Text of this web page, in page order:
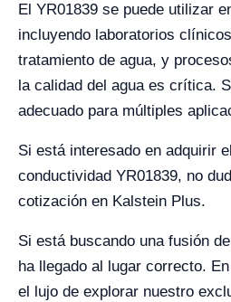
El YR01839 se puede utilizar
incluyendo laboratorios
tratamiento de agua, y
la calidad del agua es crítica.
adecuado para múltiples
Si está interesado en adquirir
conductividad YR01839, no
cotización en Kalstein Plus.
Si está buscando una fusión
ha llegado al lugar correcto.
el lujo de explorar nuestro